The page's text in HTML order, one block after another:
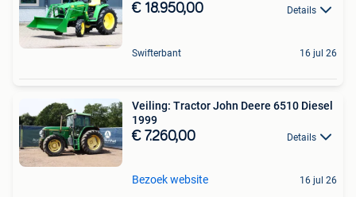
€ 18.950,00 Details
Swifterbant 16 jul 26
Veiling: Tractor John Deere 6510 Diesel
1999
€ 7.260,00 Details
Bezoek website 16 jul 26